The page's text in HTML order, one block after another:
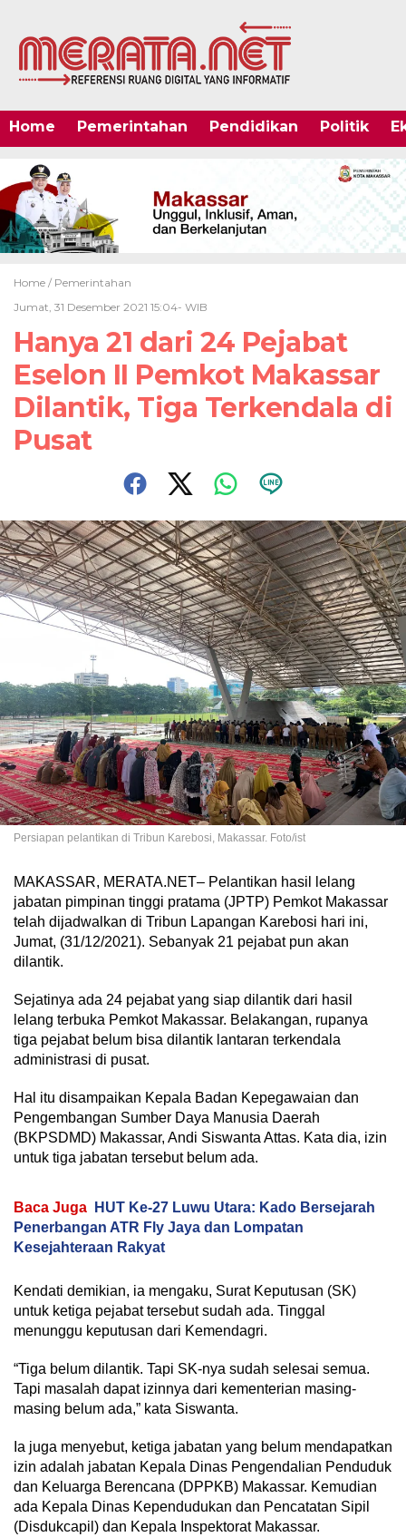
Home Pemerintahan Pendidikan Politik
Home / Pemerintahan
Jumat, 31 Desember 2021 15:04- WIB
Hanya 21 dari 24 Pejabat
Eselon II Pemkot Makassar
Dilantik, Tiga Terkendala di
Pusat
Persiapan pelantikan di Tribun Karebosi, Makassar. Foto/ist
MAKASSAR, MERATA.NET– Pelantikan hasil lelang
jabatan pimpinan tinggi pratama (JPTP) Pemkot Makassar
telah dijadwalkan di Tribun Lapangan Karebosi hari ini,
Jumat, (31/12/2021). Sebanyak 21 pejabat pun akan
dilantik.
Sejatinya ada 24 pejabat yang siap dilantik dari hasil
lelang terbuka Pemkot Makassar. Belakangan, rupanya
tiga pejabat belum bisa dilantik lantaran terkendala
administrasi di pusat.
Hal itu disampaikan Kepala Badan Kepegawaian dan
Pengembangan Sumber Daya Manusia Daerah
(BKPSDMD) Makassar, Andi Siswanta Attas. Kata dia, izin
untuk tiga jabatan tersebut belum ada.
Baca Juga
HUT Ke-27 Luwu Utara: Kado Bersejarah
Penerbangan ATR Fly Jaya dan Lompatan
Kesejahteraan Rakyat
Kendati demikian, ia mengaku, Surat Keputusan (SK)
untuk ketiga pejabat tersebut sudah ada. Tinggal
menunggu keputusan dari Kemendagri.
“Tiga belum dilantik. Tapi SK-nya sudah selesai semua.
Tapi masalah dapat izinnya dari kementerian masing-
masing belum ada,” kata Siswanta.
Ia juga menyebut, ketiga jabatan yang belum mendapatkan
izin adalah jabatan Kepala Dinas Pengendalian Penduduk
dan Keluarga Berencana (DPPKB) Makassar. Kemudian
ada Kepala Dinas Kependudukan dan Pencatatan Sipil
(Disdukcapil) dan Kepala Inspektorat Makassar.